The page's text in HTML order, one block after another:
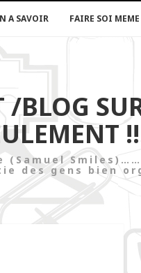
A SAVOIR FAIRE SOI
/BLOG
(Samuel
des gens bien